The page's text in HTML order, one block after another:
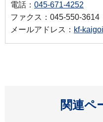
電話： 045-671-4252
ファクス：045-550-3614
メールアドレス： kf-
関連ペ